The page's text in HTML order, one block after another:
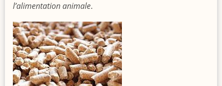
l’alimentation animale.